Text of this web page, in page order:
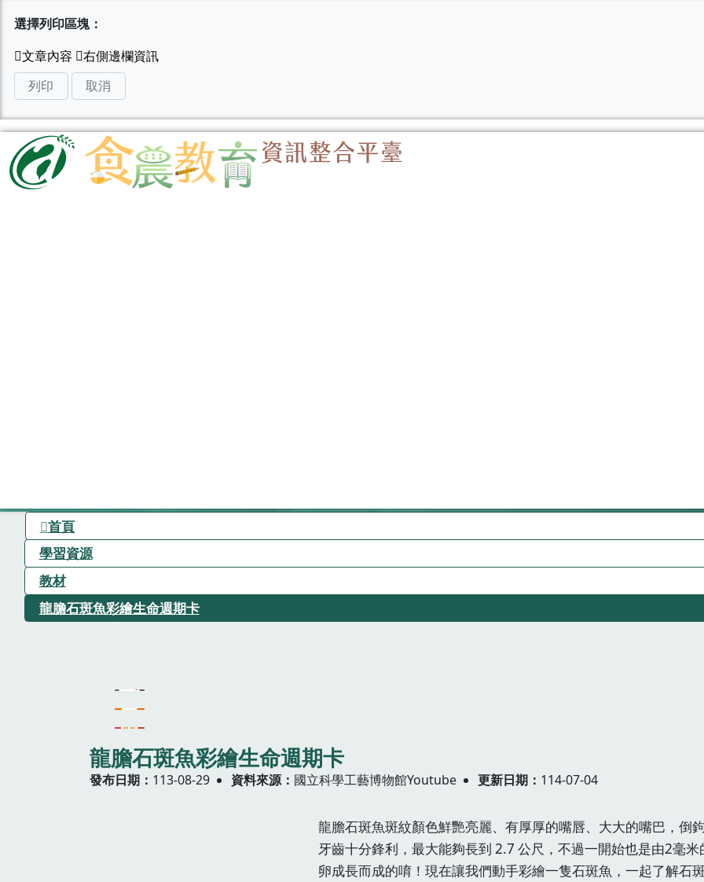
選擇列印區塊：
列印 取消
首頁
學習資源
教材
龍膽石斑魚彩繪生命週期卡
龍膽石斑魚彩繪生命週期卡
發布日期 113-08-29 資料來源 國立科學工藝博物館Youtube 更新日期 114-07-04
龍膽石斑魚斑紋顏色鮮艷亮麗、有厚厚的嘴唇、大大的嘴巴，倒
牙齒十分鋒利，最大能夠長到 2.7 公尺，不過一開始也是由2毫米
卵成長而成的唷！現在讓我們動手彩繪一隻石斑魚，一起了解石